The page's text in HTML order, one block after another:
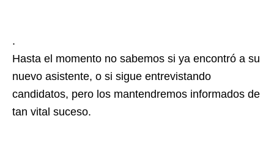
.
Hasta el momento no sabemos si ya encontró a su
nuevo asistente, o si sigue entrevistando
candidatos, pero los mantendremos informados de
tan vital suceso.